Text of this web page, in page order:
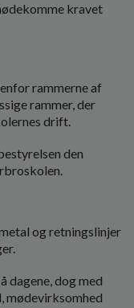
kravet
rammerne af
rammer, der
drift.
den
og retningslinjer
dagene, dog med
mødevirksomhed